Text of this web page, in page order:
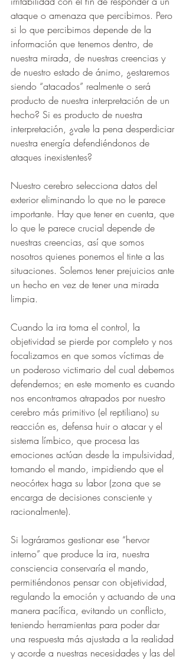
ataque o amenaza que percibimos. Pero
si lo que percibimos depende de la
información que tenemos dentro, de
nuestra mirada, de nuestras creencias y
de nuestro estado de ánimo, ¿estaremos
siendo “atacados” realmente o será
producto de nuestra interpretación de un
hecho? Si es producto de nuestra
interpretación, ¿vale la pena desperdiciar
nuestra energía defendiéndonos de
ataques inexistentes?
Nuestro cerebro selecciona datos del
exterior eliminando lo que no le parece
importante. Hay que tener en cuenta, que
lo que le parece crucial depende de
nuestras creencias, así que somos
nosotros quienes ponemos el tinte a las
situaciones. Solemos tener prejuicios ante
un hecho en vez de tener una mirada
limpia.
Cuando la ira toma el control, la
objetividad se pierde por completo y nos
focalizamos en que somos víctimas de
un poderoso victimario del cual debemos
defendernos; en este momento es cuando
nos encontramos atrapados por nuestro
cerebro más primitivo (el reptiliano) su
reacción es, defensa huir o atacar y el
sistema límbico, que procesa las
emociones actúan desde la impulsividad,
tomando el mando, impidiendo que el
neocórtex haga su labor (zona que se
encarga de decisiones consciente y
racionalmente).
Si lográramos gestionar ese “hervor
interno” que produce la ira, nuestra
consciencia conservaría el mando,
permitiéndonos pensar con objetividad,
regulando la emoción y actuando de una
manera pacífica, evitando un conflicto,
teniendo herramientas para poder dar
una respuesta más ajustada a la realidad
y acorde a nuestras necesidades y las del